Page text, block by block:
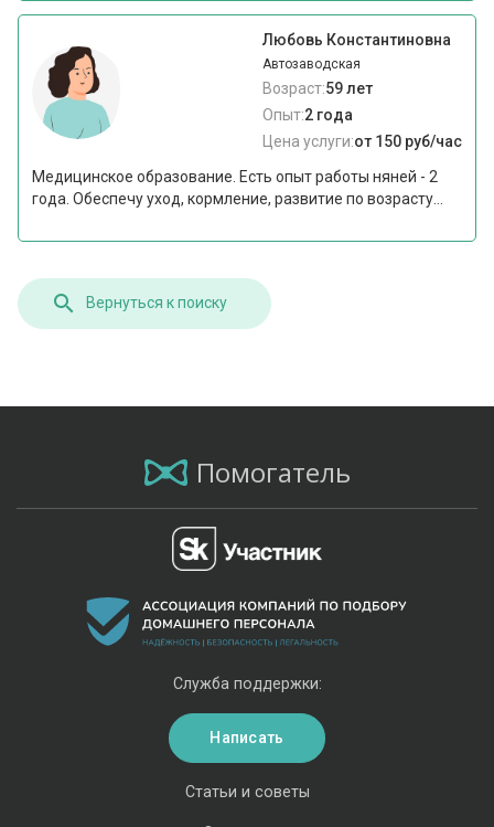
Любовь Константиновна
Автозаводская
Возраст:59 лет
Опыт:2 года
Цена услуги:от 150 руб/час
Медицинское образование. Есть опыт работы няней - 2
года. Обеспечу уход, кормление, развитие по возрасту...
Вернуться к поиску
Помогатель
Статьи и советы
Служба поддержки:
Написать